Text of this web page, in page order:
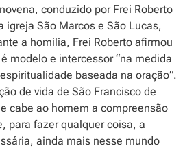
conduzido por Frei Roberto
igreja São Marcos e São Lucas,
a homilia, Frei Roberto afirmou
modelo e intercessor “na medida
baseada na oração”.
de vida de São Francisco de
cabe ao homem a compreensão
para fazer qualquer coisa, a
ainda mais nesse mundo